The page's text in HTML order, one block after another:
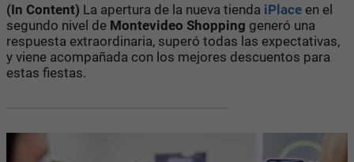
(In Content) La apertura de la nueva tienda iPlace en el
segundo nivel de Montevideo Shopping generó una
respuesta extraordinaria, superó todas las expectativas,
y viene acompañada con los mejores descuentos para
estas fiestas.